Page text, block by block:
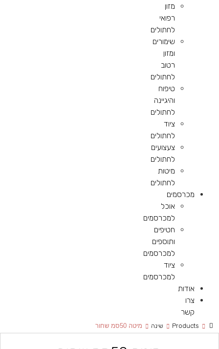
מזון
רפואי
לחתולים
שימורים
ומזון
רטוב
לחתולים
טיפוח
והיגיינה
לחתולים
ציוד
לחתולים
צעצועים
לחתולים
מיטות
לחתולים
מכרסמים
אוכל
למכרסמים
חטיפים
ותוספים
למכרסמים
ציוד
למכרסמים
אודות
צרו
קשר
Products שינה מיטה 50סמ שחור